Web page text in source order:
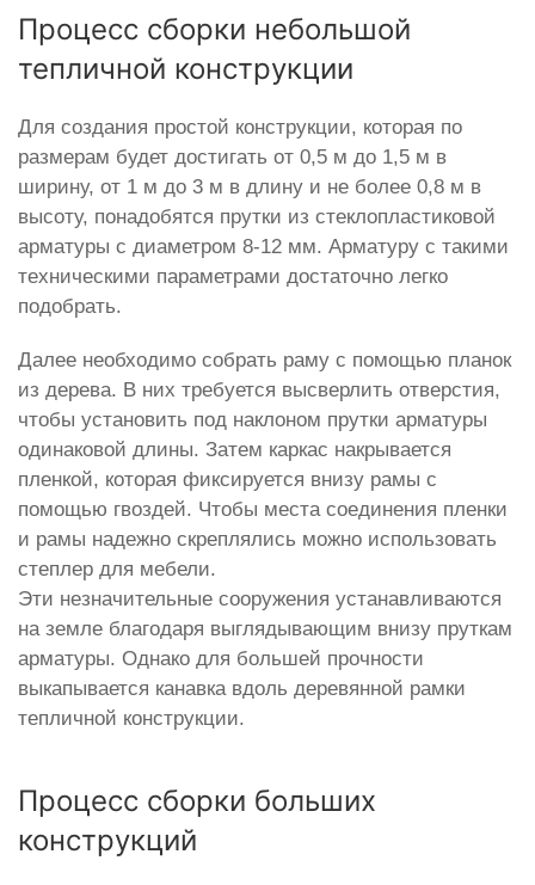
Процесс сборки небольшой
тепличной конструкции
Для создания простой конструкции, которая по
размерам будет достигать от 0,5 м до 1,5 м в
ширину, от 1 м до 3 м в длину и не более 0,8 м в
высоту, понадобятся прутки из стеклопластиковой
арматуры с диаметром 8-12 мм. Арматуру с такими
техническими параметрами достаточно легко
подобрать.
Далее необходимо собрать раму с помощью планок
из дерева. В них требуется высверлить отверстия,
чтобы установить под наклоном прутки арматуры
одинаковой длины. Затем каркас накрывается
пленкой, которая фиксируется внизу рамы с
помощью гвоздей. Чтобы места соединения пленки
и рамы надежно скреплялись можно использовать
степлер для мебели.
Эти незначительные сооружения устанавливаются
на земле благодаря выглядывающим внизу пруткам
арматуры. Однако для большей прочности
выкапывается канавка вдоль деревянной рамки
тепличной конструкции.
Процесс сборки больших
конструкций